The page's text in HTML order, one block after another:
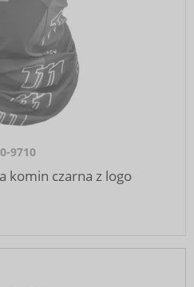
9710
komin czarna z logo